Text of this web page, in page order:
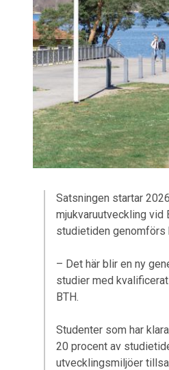
Satsningen startar
mjukvaruutveckling vid
studietiden genomförs
– Det här blir en ny
studier med
BTH.
Studenter som har
20 procent av
utvecklingsmiljöer